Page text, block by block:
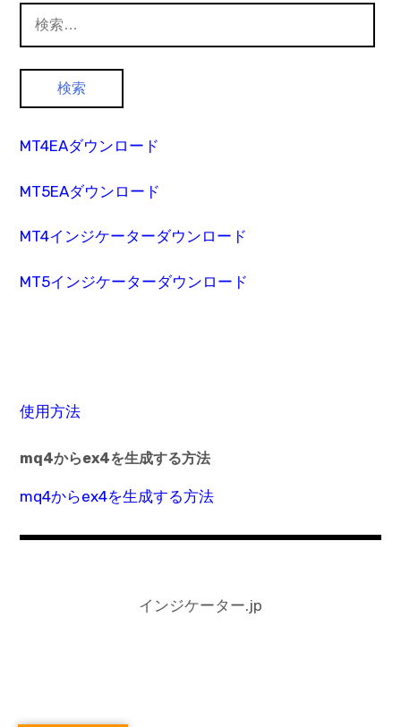
索:
MT4EAダウンロード
MT5EAダウンロード
MT4インジケーターダウンロード
MT5インジケーターダウンロード
使用方法
mq4からex4を生成する方法
mq4からex4を生成する方法
インジケーター.jp